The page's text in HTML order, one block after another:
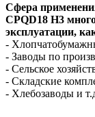
Сфера
CPQD18 H3
эксплуатации,
-
- Заводы по
- Сельское
- Складские
- Хлебозаводы и